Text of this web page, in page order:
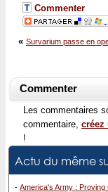
Commenter
« Survarium passe en
Commenter
Les commentaires
commentaire, créez
!
Actu du même
- America's Army : Proving